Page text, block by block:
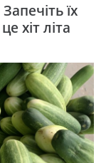
їх
хіт літа